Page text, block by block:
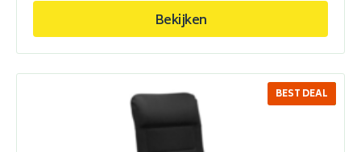
Bekijken
SALE
BEST DEAL